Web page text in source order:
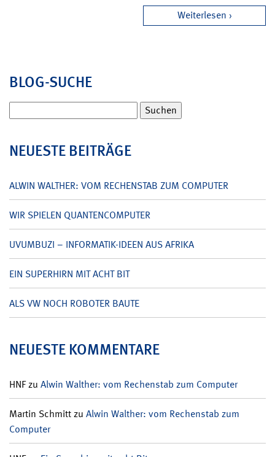
Weiterlesen
BLOG-SUCHE
nach:
NEUESTE BEITRÄGE
ALWIN WALTHER: VOM RECHENSTAB ZUM COMPUTER
WIR SPIELEN QUANTENCOMPUTER
UVUMBUZI – INFORMATIK-IDEEN AUS AFRIKA
EIN SUPERHIRN MIT ACHT BIT
ALS VW NOCH ROBOTER BAUTE
NEUESTE KOMMENTARE
HNFzu Alwin Walther: vom Rechenstab zum Computer
Martin Schmittzu Alwin Walther: vom Rechenstab zum
Computer